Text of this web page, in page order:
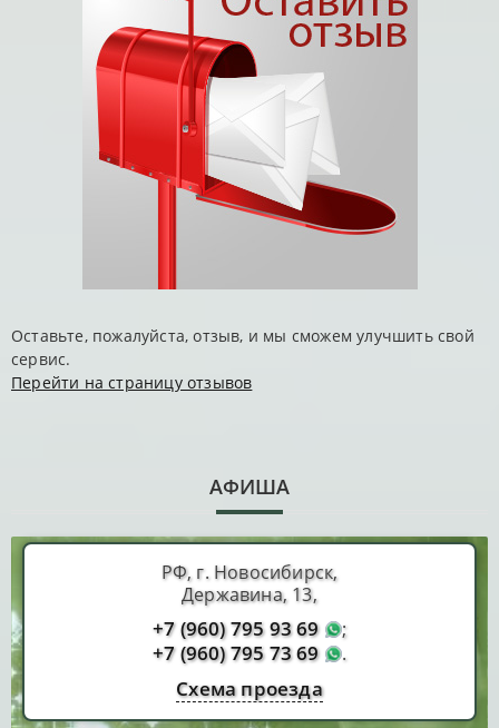
Оставьте, пожалуйста, отзыв, и мы сможем улучшить свой
сервис.
Перейти на страницу отзывов
АФИША
РФ, г. Новосибирск,
Державина, 13,
+7 (960) 795 93 69 ;
+7 (960) 795 73 69 .
Схема проезда